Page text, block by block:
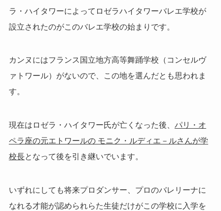
ラ・ハイタワーによってロゼラハイタワーバレエ学校が
設立されたのがこのバレエ学校の始まりです。
カンヌにはフランス国立地方高等舞踊学校（コンセルヴ
ァトワール）がないので、この地を選んだとも思われま
す。
現在はロゼラ・ハイタワー氏が亡くなった後、 パリ・オ
ペラ座の元エトワールの モニク・ルディエ－ルさんが学
校長となって後を引き継いでいます。
いずれにしても将来プロダンサー、プロのバレリーナに
なれる才能が認められらた生徒だけがこの学校に入学を